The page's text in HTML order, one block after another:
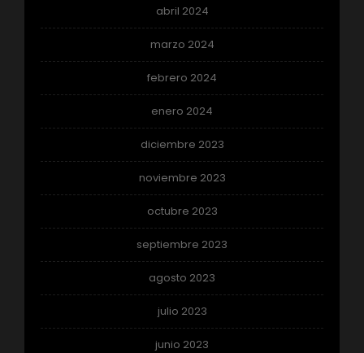
abril 2024
marzo 2024
febrero 2024
enero 2024
diciembre 2023
noviembre 2023
octubre 2023
septiembre 2023
agosto 2023
julio 2023
junio 2023